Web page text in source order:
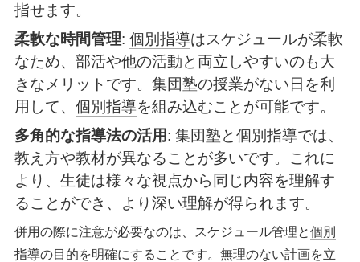
指せます。
柔軟な時間管理: 個別指導はスケジュールが柔軟
なため、部活や他の活動と両立しやすいのも大
きなメリットです。集団塾の授業がない日を利
用して、 個別指導を組み込むことが可能です。
多角的な指導法の活用: 集団塾と個別指導では、
教え方や教材が異なることが多いです。これに
より、生徒は様々な視点から同じ内容を理解す
ることができ、より深い理解が得られます。
併用の際に注意が必要なのは、スケジュール管理と個別
指導の目的を明確にすることです。無理のない計画を立